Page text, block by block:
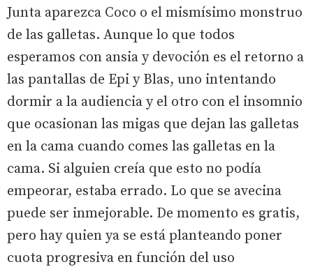
Junta aparezca Coco o el mismísimo monstruo
de las galletas. Aunque lo que todos
esperamos con ansia y devoción es el retorno a
las pantallas de Epi y Blas, uno intentando
dormir a la audiencia y el otro con el insomnio
que ocasionan las migas que dejan las galletas
en la cama cuando comes las galletas en la
cama. Si alguien creía que esto no podía
empeorar, estaba errado. Lo que se avecina
puede ser inmejorable. De momento es gratis,
pero hay quien ya se está planteando poner
cuota progresiva en función del uso